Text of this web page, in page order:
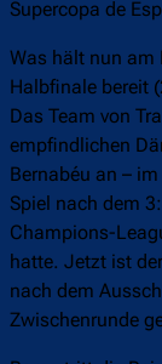
Supercopa de
Was hält nun am
Halbfinale bereit
Das Team von
empfindlichen
Bernabéu an –
Spiel nach dem
Champions-
hatte. Jetzt ist
nach dem
Zwischenrunde